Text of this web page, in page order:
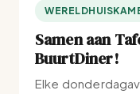
Samen aan
BuurtDiner!
Elke